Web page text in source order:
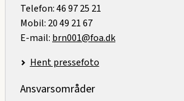
Telefon: 46 97 25 21
Mobil: 20 49 21 67
E-mail: brn001@foa.dk
Hent pressefoto
Ansvarsområder